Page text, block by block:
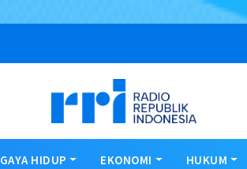
GAYA HIDUP EKONOMI HUKUM